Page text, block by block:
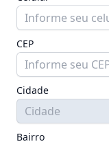
CEP
Cidade
Bairro